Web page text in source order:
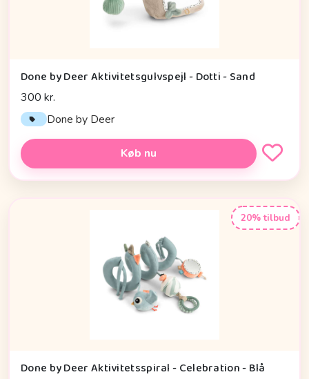
Done by Deer Aktivitetsgulvspejl - Dotti - Sand
300 kr.
Done by Deer
Køb nu
20% tilbud
Done by Deer Aktivitetsspiral - Celebration - Blå